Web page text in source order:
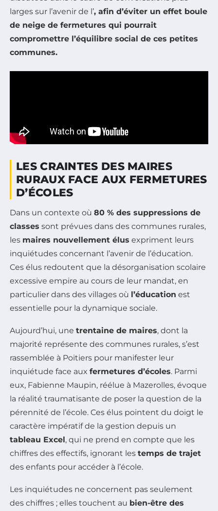
larges sur l’avenir de l’, afin d’éviter un effet boule
de neige de fermetures qui pourrait
compromettre l’équilibre social de ces petites
communes.
LES CRAINTES DES MAIRES
RURAUX FACE AUX FERMETURES
D’ÉCOLES
Dans un contexte où 80 % des suppressions de
classes sont prévues dans des communes rurales,
les maires nouvellement élus expriment leurs
inquiétudes concernant l’avenir de l’éducation.
Ces élus redoutent que la désorganisation scolaire
excessive empire au cours de leur mandat, en
particulier dans des villages où l’éducation est
essentielle pour la dynamique sociale.
Aujourd’hui, une trentaine de maires, dont la
majorité représente des communes rurales, s’est
rassemblée à Poitiers pour manifester leur
inquiétude face aux fermetures d’écoles. Parmi
eux, Fabienne Maupin, réélue à Mazerolles, évoque
la réalité traumatisante de poser la question de la
pérennité de l’école. Ces élus pointent du doigt le
caractère impératif de la gestion depuis un
tableau Excel, qui ne prend en compte que les
chiffres des effectifs, ignorant les temps de trajet
des enfants pour accéder à l’école.
Les inquiétudes ne concernent pas seulement
des chiffres ; elles touchent au bien-être des